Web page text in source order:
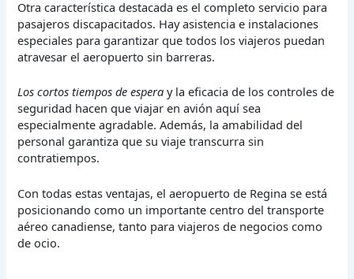
Otra característica destacada es el completo servicio para
pasajeros discapacitados. Hay asistencia e instalaciones
especiales para garantizar que todos los viajeros puedan
atravesar el aeropuerto sin barreras.
Los cortos tiempos de espera y la eficacia de los controles de
seguridad hacen que viajar en avión aquí sea
especialmente agradable. Además, la amabilidad del
personal garantiza que su viaje transcurra sin
contratiempos.
Con todas estas ventajas, el aeropuerto de Regina se está
posicionando como un importante centro del transporte
aéreo canadiense, tanto para viajeros de negocios como
de ocio.